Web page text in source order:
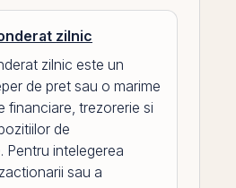
zilnic
zilnic este un
de pret sau o marime
financiare, trezorerie si
de
Pentru intelegerea
sau a